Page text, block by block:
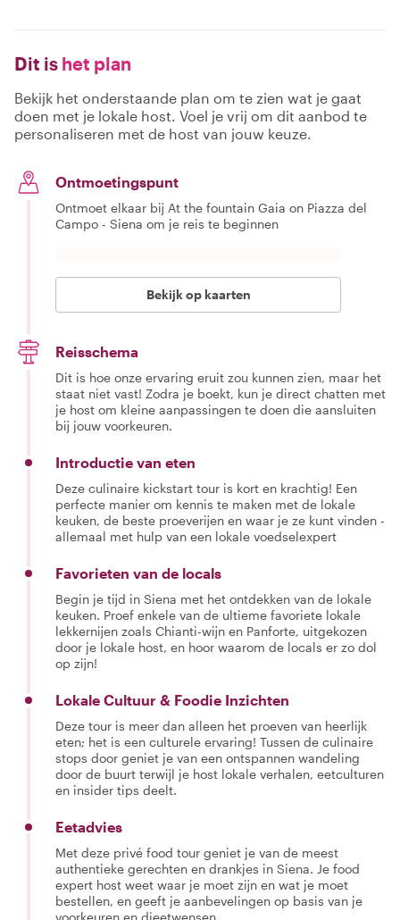
Dit is het plan
Bekijk het onderstaande plan om te zien wat je gaat
doen met je lokale host. Voel je vrij om dit aanbod te
personaliseren met de host van jouw keuze.
Ontmoetingspunt
Ontmoet elkaar bij At the fountain Gaia on Piazza del
Campo - Siena om je reis te beginnen
Bekijk op kaarten
Reisschema
Dit is hoe onze ervaring eruit zou kunnen zien, maar het
staat niet vast! Zodra je boekt, kun je direct chatten met
je host om kleine aanpassingen te doen die aansluiten
bij jouw voorkeuren.
Introductie van eten
Deze culinaire kickstart tour is kort en krachtig! Een
perfecte manier om kennis te maken met de lokale
keuken, de beste proeverijen en waar je ze kunt vinden -
allemaal met hulp van een lokale voedselexpert
Favorieten van de locals
Begin je tijd in Siena met het ontdekken van de lokale
keuken. Proef enkele van de ultieme favoriete lokale
lekkernijen zoals Chianti-wijn en Panforte, uitgekozen
door je lokale host, en hoor waarom de locals er zo dol
op zijn!
Lokale Cultuur & Foodie Inzichten
Deze tour is meer dan alleen het proeven van heerlijk
eten; het is een culturele ervaring! Tussen de culinaire
stops door geniet je van een ontspannen wandeling
door de buurt terwijl je host lokale verhalen, eetculturen
en insider tips deelt.
Eetadvies
Met deze privé food tour geniet je van de meest
authentieke gerechten en drankjes in Siena. Je food
expert host weet waar je moet zijn en wat je moet
bestellen, en geeft je aanbevelingen op basis van je
voorkeuren en dieetwensen.